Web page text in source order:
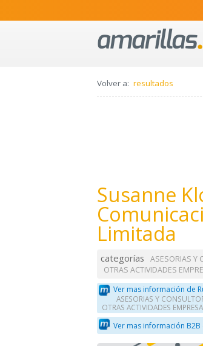
Volver a: resultados
Susanne
Limitada
categorías ASESORIAS Y
OTRAS ACTIVIDADES
Ver mas información de
ASESORIAS Y
OTRAS ACTIVIDADES
Ver mas información